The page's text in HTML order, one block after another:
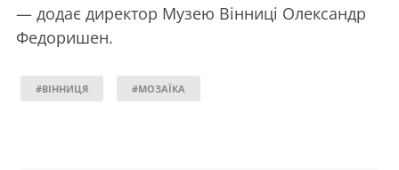
— додає директор Музею Вінниці Олександр
Федоришен.
#ВІННИЦЯ #МОЗАЇКА